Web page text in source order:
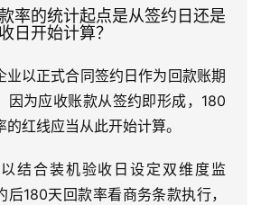
率的统计起点是从签约日还是
日开始计算？
业以正式合同签约日作为回款账期
因为应收账款从签约即形成，180
的红线应当从此开始计算。
结合装机验收日设定双维度监
后180天回款率看商务条款执行，